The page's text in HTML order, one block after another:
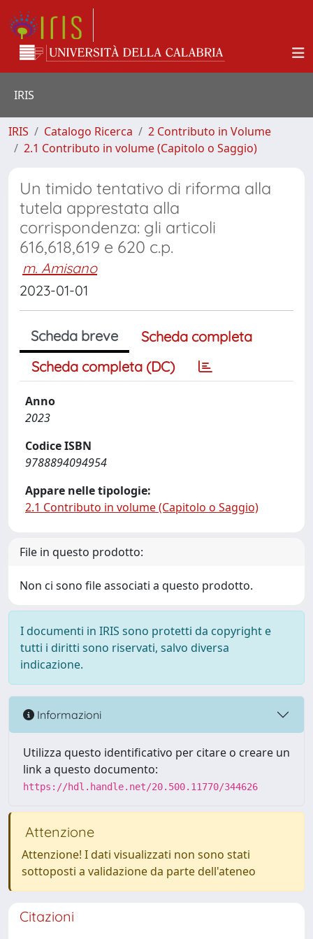
IRIS
IRIS Catalogo Ricerca
2 Contributo in Volume
2.1 Contributo in volume (Capitolo o Saggio)
Un timido tentativo di riforma alla
tutela apprestata alla
corrispondenza: gli articoli
616,618,619 e 620 c.p.
m. Amisano
2023-01-01
Scheda breve
Scheda completa
Scheda completa (DC)
Anno
2023
Codice ISBN
9788894094954
Appare nelle tipologie:
2.1 Contributo in volume (Capitolo o Saggio)
File in questo prodotto:
Non ci sono file associati a questo prodotto.
I documenti in IRIS sono protetti da copyright e
tutti i diritti sono riservati, salvo diversa
indicazione.
Informazioni
Utilizza questo identificativo per citare o creare un
link a questo documento:
https://hdl.handle.net/20.500.11770/344626
Attenzione
Attenzione! I dati visualizzati non sono stati
sottoposti a validazione da parte dell'ateneo
Citazioni